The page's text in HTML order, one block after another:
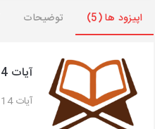
اپیزود ها (5) توضیحات
آیات 14 تا 19
آیات 14 تا 19...